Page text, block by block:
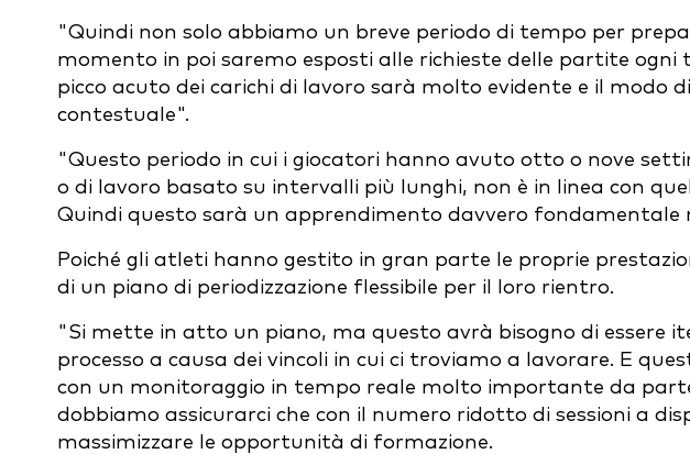
"Quindi non solo abbiamo un breve periodo di tempo per
momento in poi saremo esposti alle richieste delle partite ogni
picco acuto dei carichi di lavoro sarà molto evidente e il modo
contestuale".
"Questo periodo in cui i giocatori hanno avuto otto o nove
o di lavoro basato su intervalli più lunghi, non è in linea con
Quindi questo sarà un apprendimento davvero fondamentale
Poiché gli atleti hanno gestito in gran parte le proprie
di un piano di periodizzazione flessibile per il loro rientro.
"Si mette in atto un piano, ma questo avrà bisogno di essere
processo a causa dei vincoli in cui ci troviamo a lavorare. E
con un monitoraggio in tempo reale molto importante da
dobbiamo assicurarci che con il numero ridotto di sessioni a
massimizzare le opportunità di formazione.